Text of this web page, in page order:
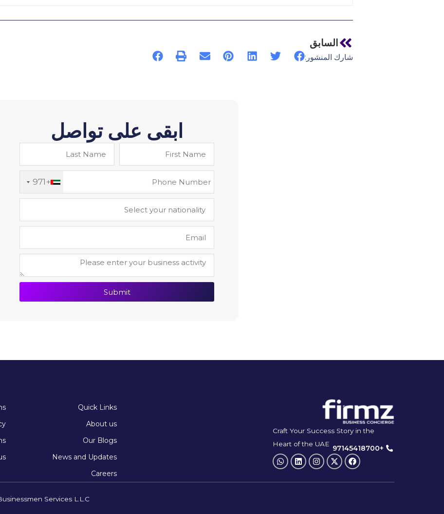
السابق
شارك المنشور:
ابقى على تواصل
+971
Submit
Craft Your Success Story in the
Heart of the UAE
+97145418700
Quick Links
About us
Our Blogs
News and Updates
Careers
Services L.L.C